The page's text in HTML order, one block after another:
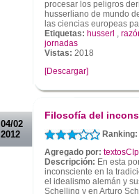
procesar los peligros
husserliano de mundo
las ciencias europeas
Etiquetas: husserl ,
jornadas
Vistas: 2018
[Descargar]
04/02
2012
Filosofía del
Ranking:
Agregado por:
Descripción: En esta
inconsciente en la
el idealismo alemán y
Schelling y en Arturo